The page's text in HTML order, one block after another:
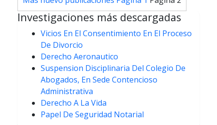
de
entradas
Investigaciones más descargadas
Vicios En El Consentimiento En El Proceso
De Divorcio
Derecho Aeronautico
Suspension Disciplinaria Del Colegio De
Abogados, En Sede Contencioso
Administrativa
Derecho A La Vida
Papel De Seguridad Notarial